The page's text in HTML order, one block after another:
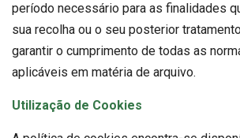
período necessário para as finalidades
sua recolha ou o seu posterior
garantir o cumprimento de todas as
aplicáveis em matéria de arquivo.
Utilização de Cookies